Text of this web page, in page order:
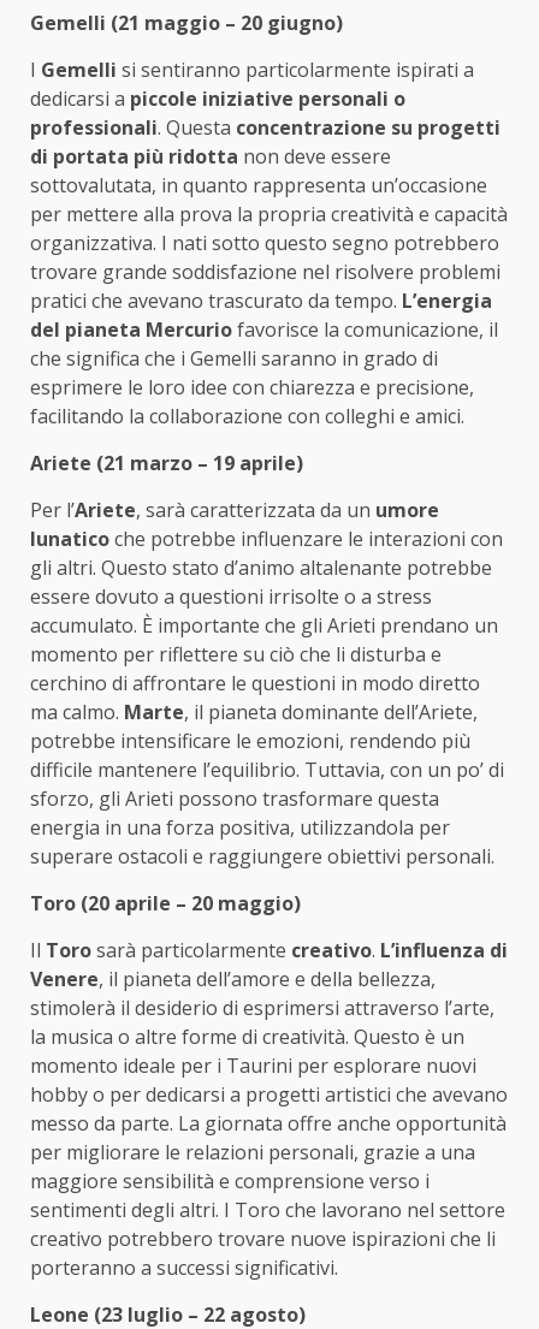
Gemelli (21 maggio – 20 giugno)
I Gemelli si sentiranno particolarmente ispirati a
dedicarsi a piccole iniziative personali o
professionali. Questa concentrazione su progetti
di portata più ridotta non deve essere
sottovalutata, in quanto rappresenta un’occasione
per mettere alla prova la propria creatività e capacità
organizzativa. I nati sotto questo segno potrebbero
trovare grande soddisfazione nel risolvere problemi
pratici che avevano trascurato da tempo. L’energia
del pianeta Mercuriofavorisce la comunicazione, il
che significa che i Gemelli saranno in grado di
esprimere le loro idee con chiarezza e precisione,
facilitando la collaborazione con colleghi e amici.
Ariete (21 marzo – 19 aprile)
Per l’Ariete, sarà caratterizzata da un umore
lunaticoche potrebbe influenzare le interazioni con
gli altri. Questo stato d’animo altalenante potrebbe
essere dovuto a questioni irrisolte o a stress
accumulato. È importante che gli Arieti prendano un
momento per riflettere su ciò che li disturba e
cerchino di affrontare le questioni in modo diretto
ma calmo. Marte, il pianeta dominante dell’Ariete,
potrebbe intensificare le emozioni, rendendo più
difficile mantenere l’equilibrio. Tuttavia, con un po’ di
sforzo, gli Arieti possono trasformare questa
energia in una forza positiva, utilizzandola per
superare ostacoli e raggiungere obiettivi personali.
Toro (20 aprile – 20 maggio)
Il Torosarà particolarmente creativo. L’influenza di
Venere, il pianeta dell’amore e della bellezza,
stimolerà il desiderio di esprimersi attraverso l’arte,
la musica o altre forme di creatività. Questo è un
momento ideale per i Taurini per esplorare nuovi
hobby o per dedicarsi a progetti artistici che avevano
messo da parte. La giornata offre anche opportunità
per migliorare le relazioni personali, grazie a una
maggiore sensibilità e comprensione verso i
sentimenti degli altri. I Toro che lavorano nel settore
creativo potrebbero trovare nuove ispirazioni che li
porteranno a successi significativi.
Leone (23 luglio – 22 agosto)